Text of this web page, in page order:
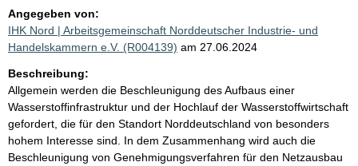
Angegeben von:
IHK Nord | Arbeitsgemeinschaft Norddeutscher Industrie- und
Handelskammern e.V. (R004139) am 27.06.2024
Beschreibung:
Allgemein werden die Beschleunigung des Aufbaus einer
Wasserstoffinfrastruktur und der Hochlauf der Wasserstoffwirtschaft
gefordert, die für den Standort Norddeutschland von besonders
hohem Interesse sind. In dem Zusammenhang wird auch die
Beschleunigung von Genehmigungsverfahren für den Netzausbau